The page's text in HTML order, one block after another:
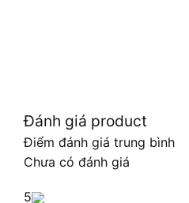
Đánh giá product
Điểm đánh giá trung bình
Chưa có đánh giá
5